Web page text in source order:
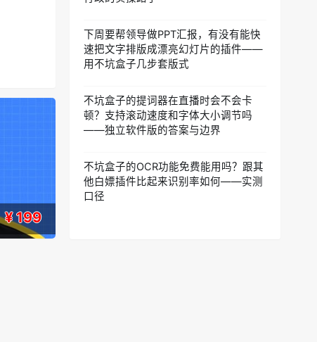
¥ 199
下周要帮领导做PPT汇报，有没有能快
速把文字排版成漂亮幻灯片的插件——
用不坑盒子几步套版式
不坑盒子的提词器在直播时会不会卡
顿？支持滚动速度和字体大小调节吗
——独立软件版的答案与边界
不坑盒子的OCR功能免费能用吗？跟其
他白嫖插件比起来识别率如何——实测
口径